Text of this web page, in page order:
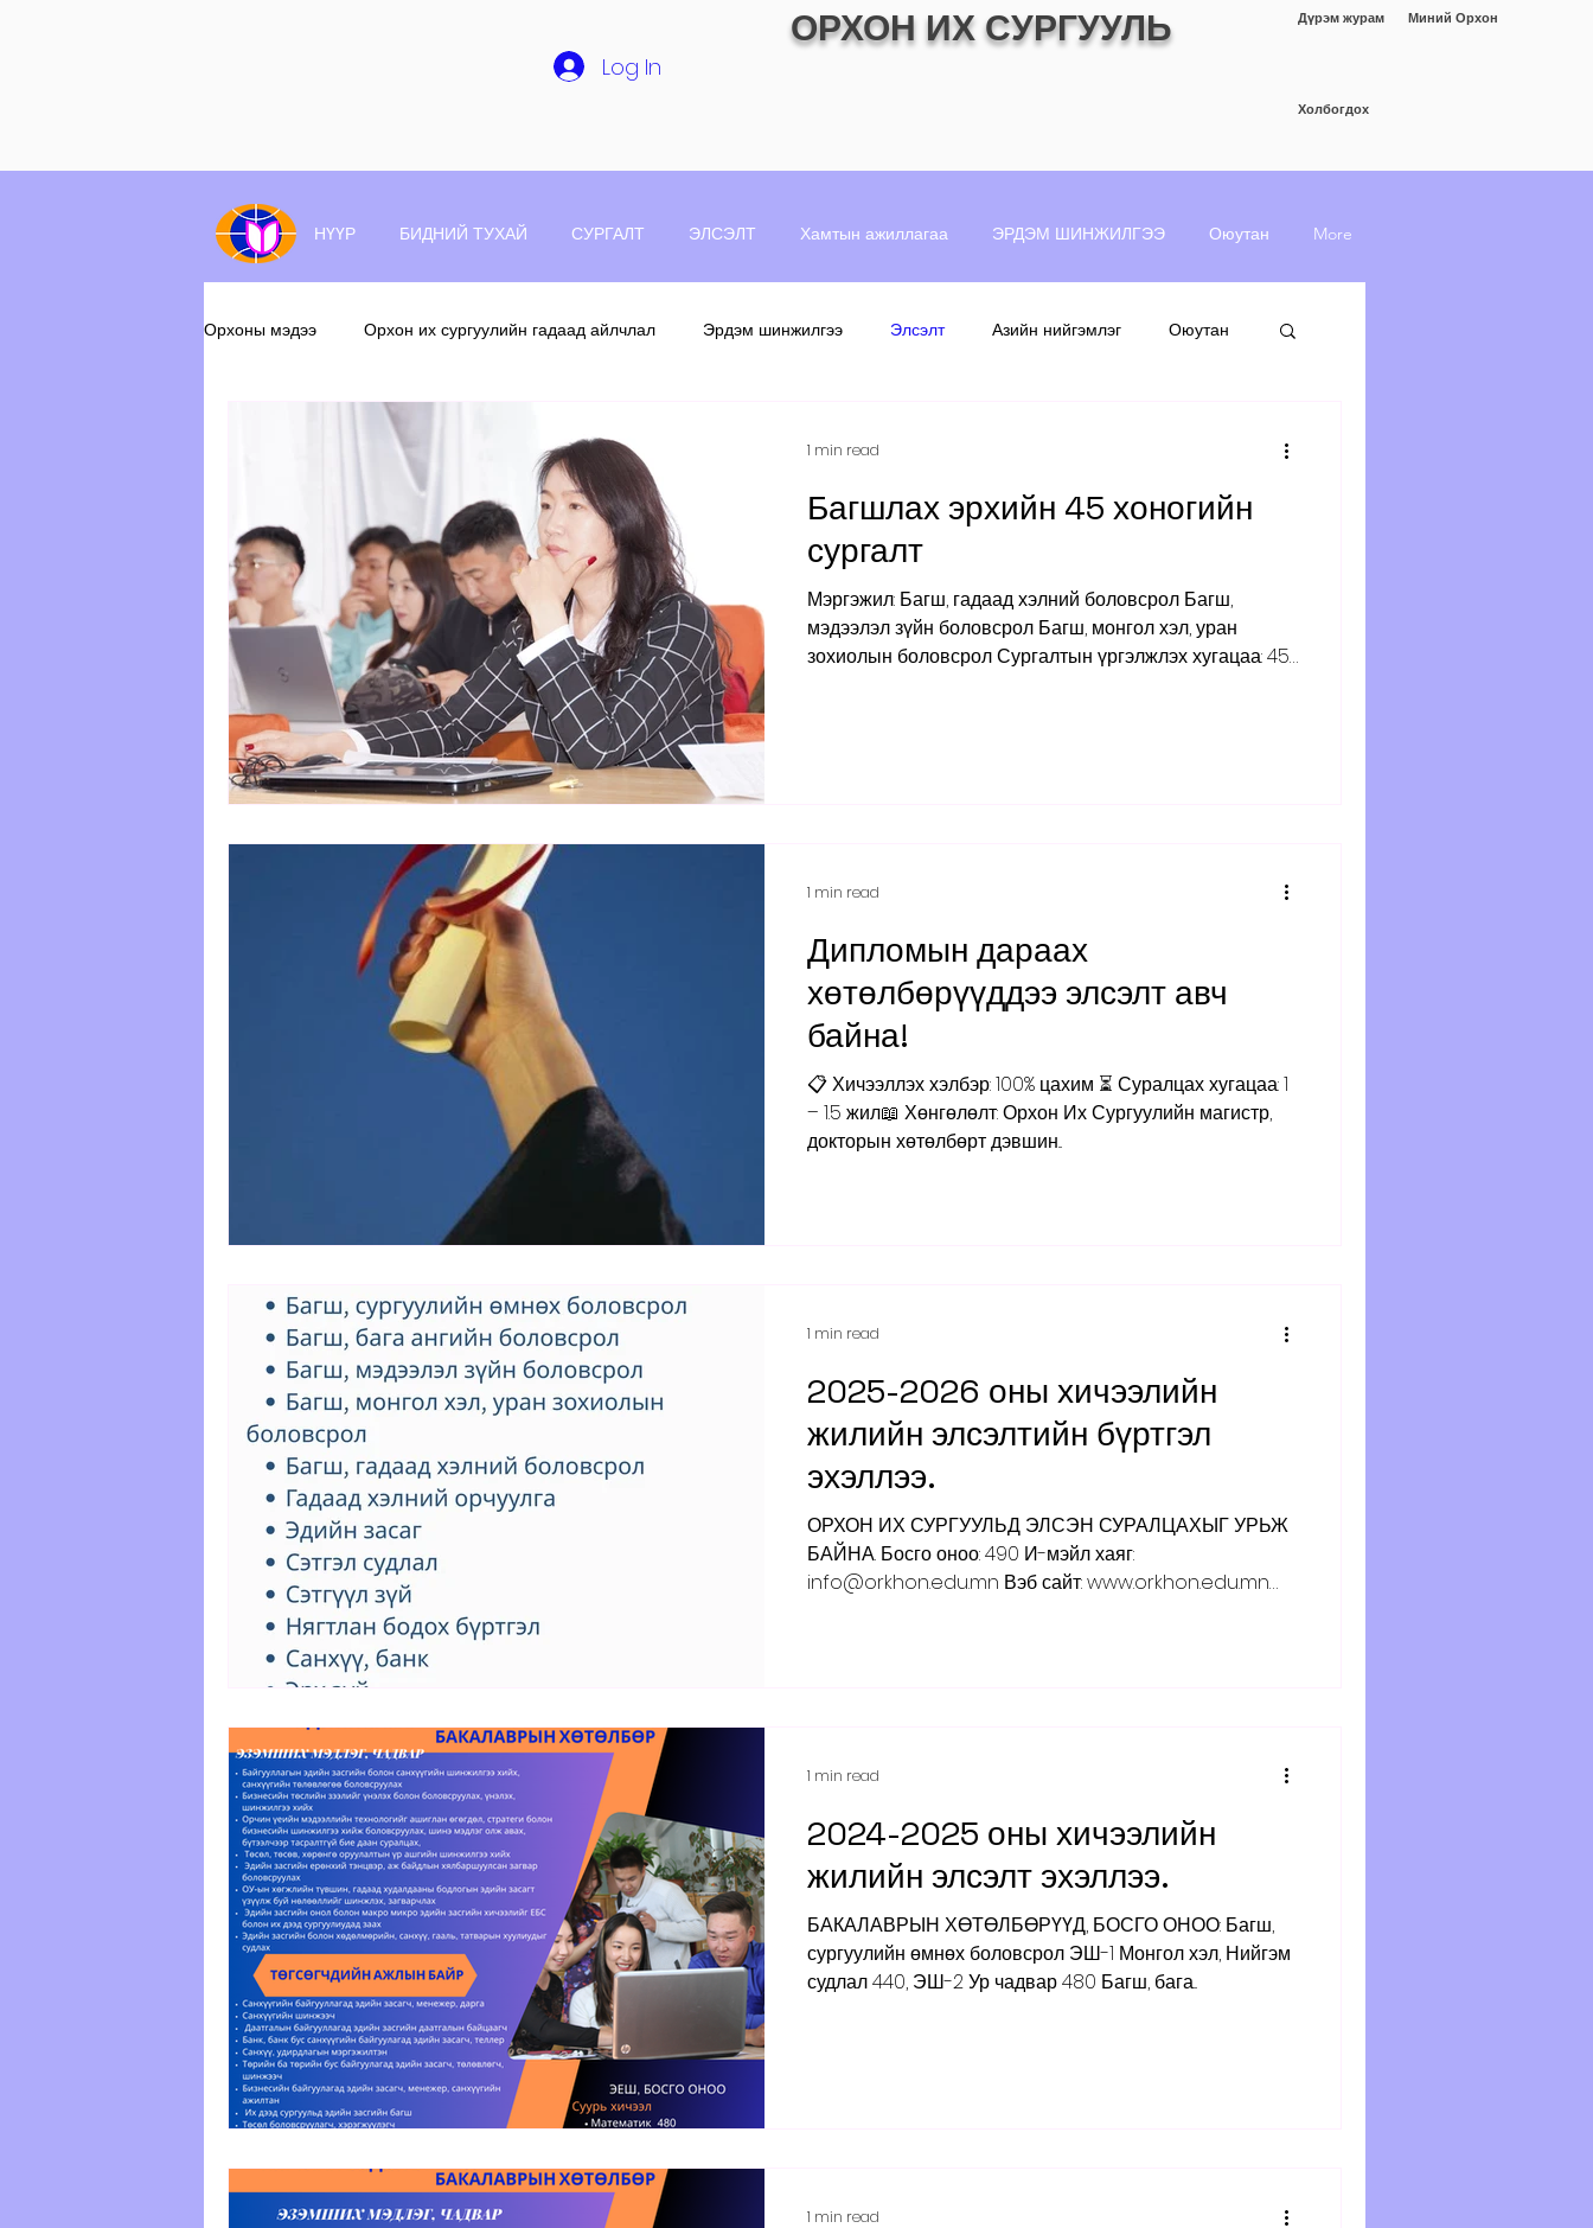
Log In
ОРХОН ИХ СУРГУУЛЬ Дүрэм журам Миний Орхон
Холбогдох
НҮҮР БИДНИЙ ТУХАЙ СУРГАЛТ ЭЛСЭЛТ Хамтын ажиллагаа ЭРДЭМ ШИНЖИЛГЭЭ Оюутан More
Орхоны мэдээ Орхон их сургуулийн гадаад айлчлал Эрдэм шинжилгээ Элсэлт Азийн нийгэмлэг Оюутан
Багшлах эрхийн 45 хоногийн
сургалт
Мэргэжил: Багш, гадаад хэлний боловсрол Багш,
мэдээлэл зүйн боловсрол Багш, монгол хэл, уран
зохиолын боловсрол Сургалтын үргэлжлэх хугацаа: 45
1 min read
Дипломын дараах
хөтөлбөрүүддээ элсэлт авч
байна!
📋 Хичээллэх хэлбэр: 100% цахим ⏳ Суралцах хугацаа: 1
– 1.5 жил📖 Хөнгөлөлт: Орхон Их Сургуулийн магистр,
докторын хөтөлбөрт дэвшин...
1 min read
2025-2026 оны хичээлийн
жилийн элсэлтийн бүртгэл
эхэллээ.
ОРХОН ИХ СУРГУУЛЬД ЭЛСЭН СУРАЛЦАХЫГ УРЬЖ
БАЙНА. Босго оноо: 490 И-мэйл хаяг:
info@orkhon.edu.mn Вэб сайт: www.orkhon.edu.mn
1 min read
2024-2025 оны хичээлийн
жилийн элсэлт эхэллээ.
БАКАЛАВРЫН ХӨТӨЛБӨРҮҮД, БОСГО ОНОО: Багш,
сургуулийн өмнөх боловсрол ЭШ-1 Монгол хэл, Нийгэм
судлал 440, ЭШ-2 Ур чадвар 480 Багш, бага...
1 min read
1 min read